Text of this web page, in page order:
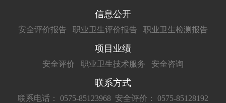
信息公开
安全评价报告 职业卫生评价报告 职业卫生检测报告
项目业绩
安全评价 职业卫生技术服务 安全咨询
联系方式
联系电话： 0575-85123968 安全评价： 0575-85128192